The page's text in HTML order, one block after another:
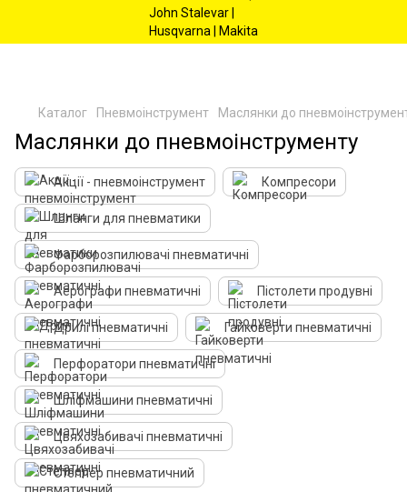
Каталог Пневмоінструмент Маслянки до
Маслянки до пневмоінструменту
Акції - пневмоінструмент Компресори
Шланги для пневматики
Фарборозпилювачі пневматичні
Аерографи пневматичні Пістолети продувні
Дрилі пневматичні Гайковерти пневматичні
Перфоратори пневматичні
Шліфмашини пневматичні
Цвяхозабивачі пневматичні
Степлер пневматичний